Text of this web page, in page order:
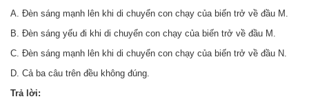
A. Đèn sáng mạnh lên khi di chuyển con chạy của biến trở về đầu M.
B. Đèn sáng yếu đi khi di chuyển con chạy của biến trở về đầu M.
C. Đèn sáng mạnh lên khi di chuyển con chạy của biến trở về đầu N.
D. Cả ba câu trên đều không đúng.
Trả lời: